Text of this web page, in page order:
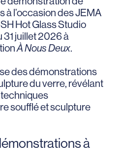
à l’occasion des JEMA
Hot Glass Studio
31 juillet 2026 à
À Nous Deux.
des démonstrations
du verre, révélant
soufflé et sculpture
à